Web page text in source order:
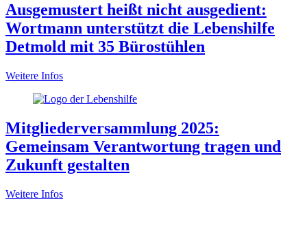
Ausgemustert heißt nicht ausgedient:
Wortmann unterstützt die Lebenshilfe
Detmold mit 35 Bürostühlen
Weitere Infos
Mitgliederversammlung 2025:
Gemeinsam Verantwortung tragen und
Zukunft gestalten
Weitere Infos